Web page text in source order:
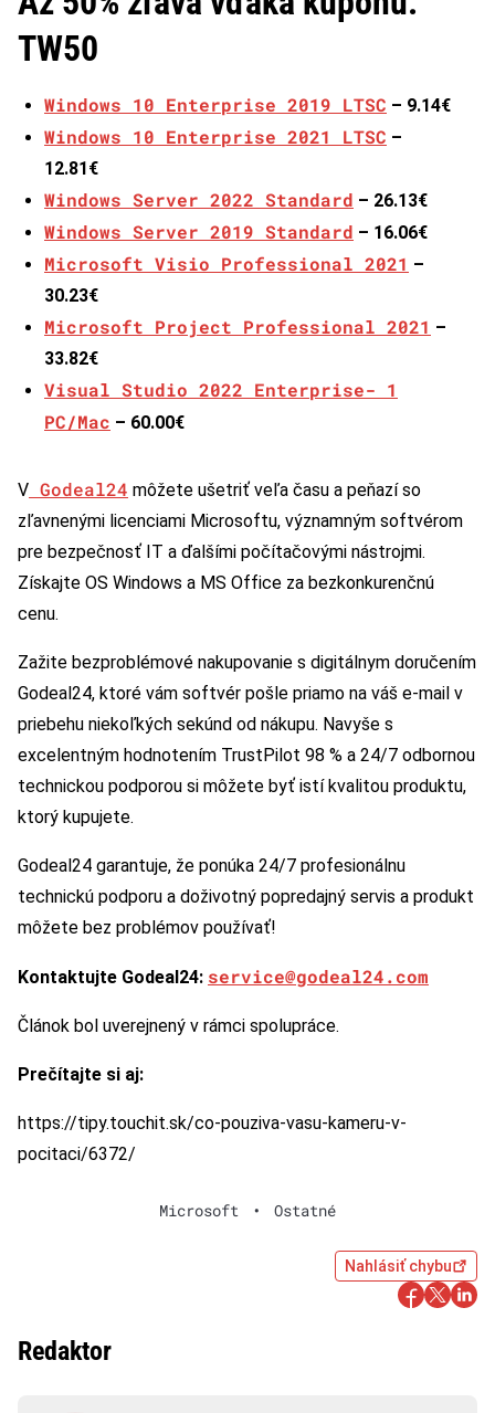
TW50
Windows 10 Enterprise 2019 LTSC – 9.14€
Windows 10 Enterprise 2021 LTSC –
12.81€
Windows Server 2022 Standard – 26.13€
Windows Server 2019 Standard – 16.06€
Microsoft Visio Professional 2021 –
30.23€
Microsoft Project Professional 2021 –
33.82€
Visual Studio 2022 Enterprise- 1
PC/Mac – 60.00€
V Godeal24 môžete ušetriť veľa času a peňazí so
zľavnenými licenciami Microsoftu, významným softvérom
pre bezpečnosť IT a ďalšími počítačovými nástrojmi.
Získajte OS Windows a MS Office za bezkonkurenčnú
cenu.
Zažite bezproblémové nakupovanie s digitálnym doručením
Godeal24, ktoré vám softvér pošle priamo na váš e-mail v
priebehu niekoľkých sekúnd od nákupu. Navyše s
excelentným hodnotením TrustPilot 98 % a 24/7 odbornou
technickou podporou si môžete byť istí kvalitou produktu,
ktorý kupujete.
Godeal24 garantuje, že ponúka 24/7 profesionálnu
technickú podporu a doživotný popredajný servis a produkt
môžete bez problémov používať!
Kontaktujte Godeal24: service@godeal24.com
Článok bol uverejnený v rámci spolupráce.
Prečítajte si aj:
https://tipy.touchit.sk/co-pouziva-vasu-kameru-v-
pocitaci/6372/
Microsoft • Ostatné
Nahlásiť chybu
Redaktor